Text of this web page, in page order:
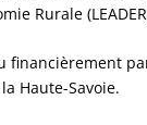
Rurale
Haute-Savoie.